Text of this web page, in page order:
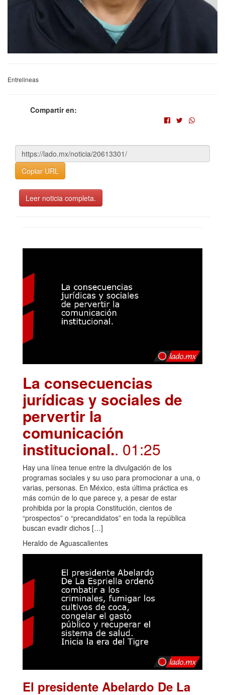
Entrelineas
Compartir en:
Copiar URL
Leer noticia completa.
La consecuencias
jurídicas y sociales de
pervertir la
comunicación
institucional.. 01:25
Hay una línea tenue entre la divulgación de los
programas sociales y su uso para promocionar a una, o
varias, personas. En México, esta última práctica es
más común de lo que parece y, a pesar de estar
prohibida por la propia Constitución, cientos de
“prospectos” o “precandidatos” en toda la república
buscan evadir dichos […]
Heraldo de Aguascalientes
El presidente Abelardo De La